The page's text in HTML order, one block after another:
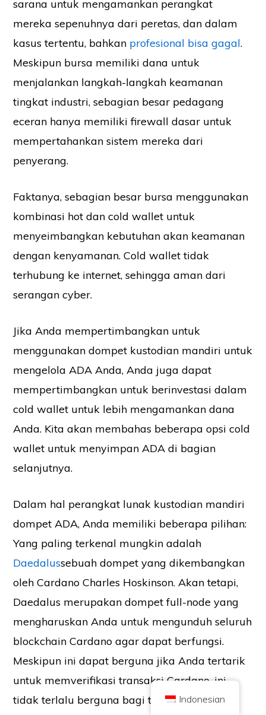
sarana untuk mengamankan perangkat
mereka sepenuhnya dari peretas, dan dalam
kasus tertentu, bahkan profesional bisa gagal.
Meskipun bursa memiliki dana untuk
menjalankan langkah-langkah keamanan
tingkat industri, sebagian besar pedagang
eceran hanya memiliki firewall dasar untuk
mempertahankan sistem mereka dari
penyerang.
Faktanya, sebagian besar bursa menggunakan
kombinasi hot dan cold wallet untuk
menyeimbangkan kebutuhan akan keamanan
dengan kenyamanan. Cold wallet tidak
terhubung ke internet, sehingga aman dari
serangan cyber.
Jika Anda mempertimbangkan untuk
menggunakan dompet kustodian mandiri untuk
mengelola ADA Anda, Anda juga dapat
mempertimbangkan untuk berinvestasi dalam
cold wallet untuk lebih mengamankan dana
Anda. Kita akan membahas beberapa opsi cold
wallet untuk menyimpan ADA di bagian
selanjutnya.
Dalam hal perangkat lunak kustodian mandiri
dompet ADA, Anda memiliki beberapa pilihan:
Yang paling terkenal mungkin adalah
Daedalussebuah dompet yang dikembangkan
oleh Cardano Charles Hoskinson. Akan tetapi,
Daedalus merupakan dompet full-node yang
mengharuskan Anda untuk mengunduh seluruh
blockchain Cardano agar dapat berfungsi.
Meskipun ini dapat berguna jika Anda tertarik
untuk memverifikasi transaksi Cardano, ini
tidak terlalu berguna bagi trader pada
Kickoff
Nomor perusahaan 10490224
Alamat Lantai 2 167-169 Great Portland Street, London, Inggris Raya,
W1W 5PF
Konten ini hanya untuk tujuan informasi dan bukan saran investasi. Kinerja
masa lalu tidak menunjukkan hasil di masa depan. Berinvestasi dalam mata
uang kripto mengandung risiko.
tidak tunduk pada perlindungan di bawah Skema Kompensasi Layanan
Keuangan Inggris atau dalam lingkup yurisdiksi Layanan Ombudsman
Keuangan Inggris. Berinvestasi dalam mata uang kripto mengandung risiko
dan mata uang kripto dapat naik nilainya, atau kehilangan sebagian atau
keuntungan dari penjualan mata uang kripto.
BERANDA TENTANG KEBIJAKAN PRIVASI HUBUNGI KAMI
Indonesian